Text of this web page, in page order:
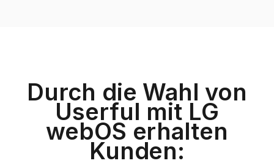
Durch die Wahl von
Userful mit LG
webOS erhalten
Kunden: